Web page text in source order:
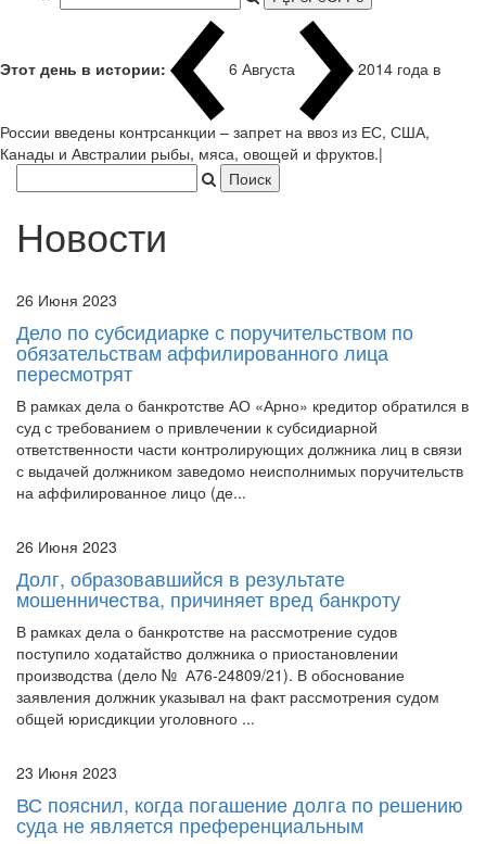
Этот день в истории: 6 Августа 2014 года в
России введены контрсанкции – запрет на ввоз из ЕС, США,
Канады и Австралии рыбы, мяса, овощ|
Новости
26 Июня 2023
Дело по субсидиарке с поручительством по
обязательствам аффилированного лица
пересмотрят
В рамках дела о банкротстве АО «Арно» кредитор обратился в
суд с требованием о привлечении к субсидиарной
ответственности части контролирующих должника лиц в связи
с выдачей должником заведомо неисполнимых поручительств
на аффилированное лицо (де...
26 Июня 2023
Долг, образовавшийся в результате
мошенничества, причиняет вред банкроту
В рамках дела о банкротстве на рассмотрение судов
поступило ходатайство должника о приостановлении
производства (дело № А76-24809/21). В обоснование
заявления должник указывал на факт рассмотрения судом
общей юрисдикции уголовного ...
23 Июня 2023
ВС пояснил, когда погашение долга по решению
суда не является преференциальным